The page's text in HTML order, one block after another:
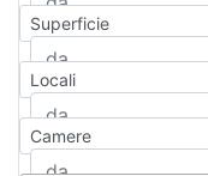
Casa
Casa Semi-
Attico/Mansarda
Rustico/Casale
Superficie
Locali
Camere